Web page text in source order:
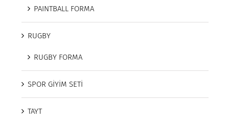
PAINTBALL FORMA
RUGBY
RUGBY FORMA
SPOR GİYİM SETİ
TAYT